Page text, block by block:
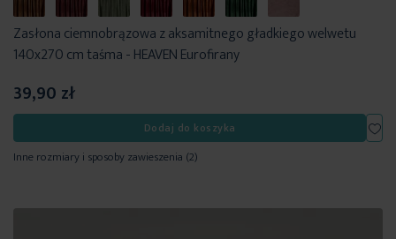
Zasłona ciemnobrązowa z aksamitnego gładkiego welwetu
140x270 cm taśma - HEAVEN Eurofirany
39,90 zł
Dodaj do koszyka
Inne rozmiary i sposoby zawieszenia (2)